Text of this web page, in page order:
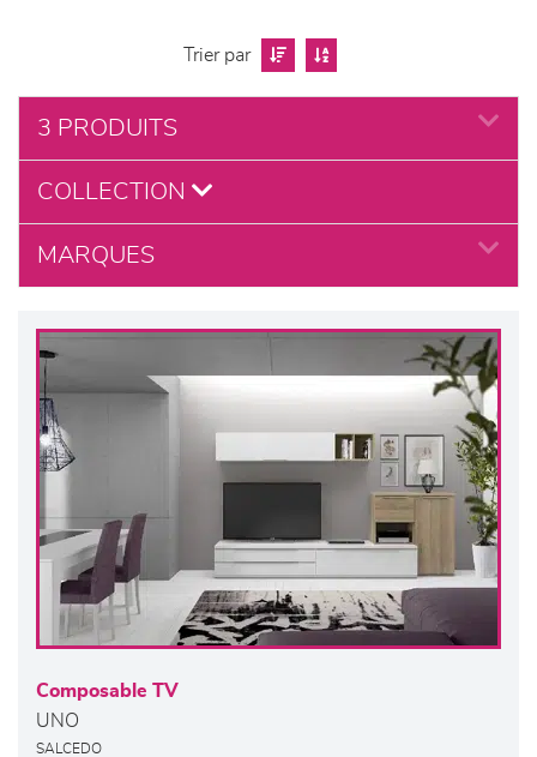
chambres et dressing
literie
décoration
Trier par
3 PRODUITS
COLLECTION
MARQUES
Composable TV
UNO
SALCEDO